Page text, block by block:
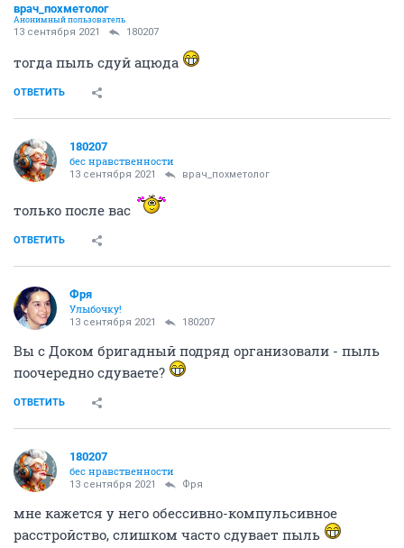
врач_похметолог
Анонимный пользователь
13 сентября 2021 180207
тогда пыль сдуй ацюда
ОТВЕТИТЬ
180207
бес нравственности
13 сентября 2021 врач_похметолог
только после вас
ОТВЕТИТЬ
Фря
Улыбочку!
13 сентября 2021 180207
Вы с Доком бригадный подряд организовали - пыль
поочередно сдуваете?
ОТВЕТИТЬ
180207
бес нравственности
13 сентября 2021 Фря
мне кажется у него обессивно-компульсивное
расстройство, слишком часто сдувает пыль